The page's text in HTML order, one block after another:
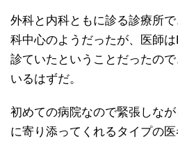
外科と内科ともに診る診療所
科中心のようだったが、医師
診ていたということだったの
いるはずだ。
初めての病院なので緊張しな
に寄り添ってくれるタイプの医